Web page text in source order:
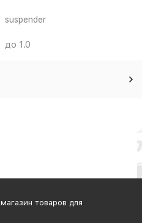
suspender
до 1.0
товаров для